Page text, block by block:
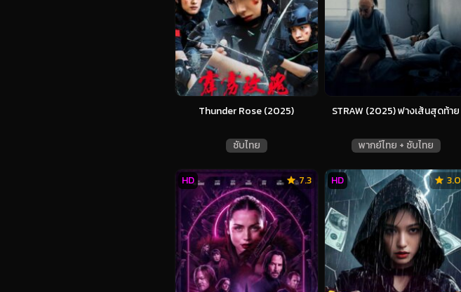
Thunder Rose (2025)
ซับไทย
STRAW (2025) ฟางเส้นสุดท้าย
พากย์ไทย + ซับไทย
7.3
HD 3.0
HD